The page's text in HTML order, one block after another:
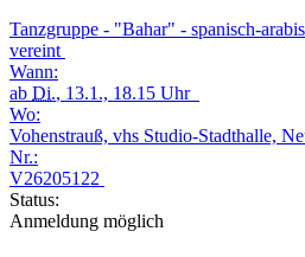
Tanzgruppe - "Bahar" - spanisch-
vereint
Wann:
ab Di., 13.1., 18.15 Uhr
Wo:
Vohenstrauß, vhs Studio-Stadthalle,
Nr.:
V26205122
Status:
Anmeldung möglich